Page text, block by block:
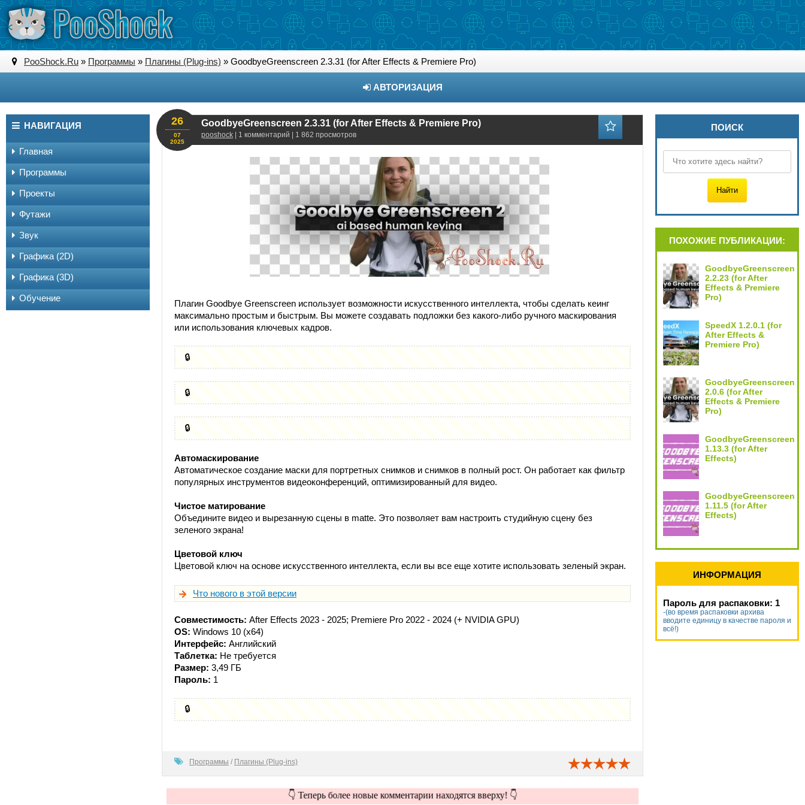
PooShock.Ru » Программы » Плагины (Plug-ins) » GoodbyeGreenscreen 2.3.31 (for After Effects & Premiere Pro)
АВТОРИЗАЦИЯ
GoodbyeGreenscreen 2.3.31 (for After Effects & Premiere Pro)
pooshock | 1 комментарий | 1 862 просмотров
26
07
2025
Плагин Goodbye Greenscreen использует возможности искусственного интеллекта, чтобы сделать кеинг
максимально простым и быстрым. Вы можете создавать подложки без какого-либо ручного маскирования
или использования ключевых кадров.
🔒
🔒
🔒
Автомаскирование
Автоматическое создание маски для портретных снимков и снимков в полный рост. Он работает как фильтр
популярных инструментов видеоконференций, оптимизированный для видео.
Чистое матирование
Объедините видео и вырезанную сцены в matte. Это позволяет вам настроить студийную сцену без
зеленого экрана!
Цветовой ключ
Цветовой ключ на основе искусственного интеллекта, если вы все еще хотите использовать зеленый экран.
Что нового в этой версии
Совместимость: After Effects 2023 - 2025; Premiere Pro 2022 - 2024 (+ NVIDIA GPU)
OS: Windows 10 (x64)
Интерфейс: Английский
Таблетка: Не требуется
Размер: 3,49 ГБ
Пароль: 1
🔒
Программы / Плагины (Plug-ins)
👇 Теперь более новые комментарии находятся вверху! 👇
НАВИГАЦИЯ
Главная
Программы
Проекты
Футажи
Звук
Графика (2D)
Графика (3D)
Обучение
ПОИСК
ПОХОЖИЕ ПУБЛИКАЦИИ:
GoodbyeGreenscreen
2.2.23 (for After
Effects & Premiere
Pro)
SpeedX 1.2.0.1 (for
After Effects &
Premiere Pro)
GoodbyeGreenscreen
2.0.6 (for After
Effects & Premiere
Pro)
GoodbyeGreenscreen
1.13.3 (for After
Effects)
GoodbyeGreenscreen
1.11.5 (for After
Effects)
ИНФОРМАЦИЯ
Пароль для распаковки: 1
-(во время распаковки архива
вводите единицу в качестве пароля и
всё!)